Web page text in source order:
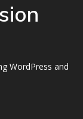
WordPress and